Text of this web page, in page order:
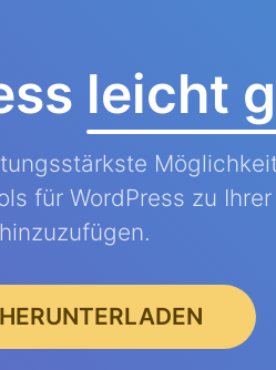
leicht
für WordPress zu Ihrer